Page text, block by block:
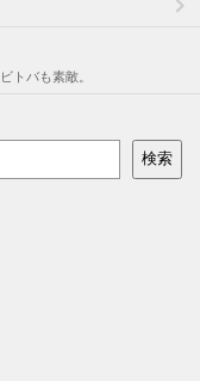
トバも素敵。
検索